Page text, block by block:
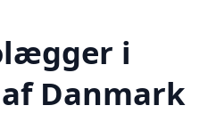
i
Danmark